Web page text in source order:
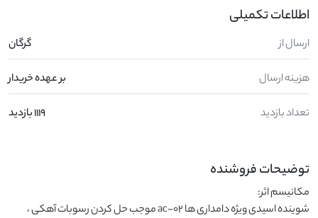
اطلاعات تکمیلی
ارسال از گرگان
هزینه ارسال بر عهده خریدار
تعداد بازدید 1119 بازدید
توضیحات فروشنده